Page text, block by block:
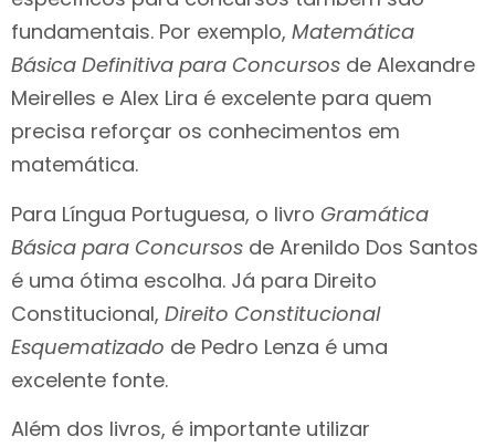
fundamentais. Por exemplo, Matemática
Básica Definitiva para Concursos de Alexandre
Meirelles e Alex Lira é excelente para quem
precisa reforçar os conhecimentos em
matemática.
Para Língua Portuguesa, o livro Gramática
Básica para Concursos de Arenildo Dos Santos
é uma ótima escolha. Já para Direito
Constitucional, Direito Constitucional
Esquematizado de Pedro Lenza é uma
excelente fonte.
Além dos livros, é importante utilizar